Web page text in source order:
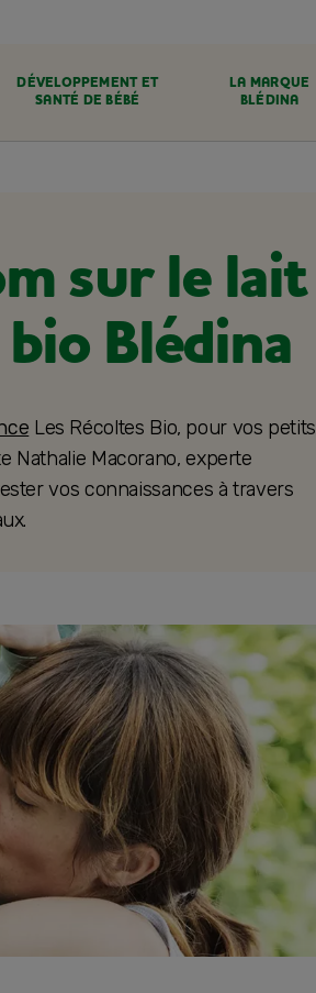
DÉVELOPPEMENT ET
SANTÉ DE BÉBÉ
LA MARQUE
BLÉDINA
sur le lait
Blédina
Les Récoltes Bio, pour vos petits
Nathalie Macorano, experte
vos connaissances à travers